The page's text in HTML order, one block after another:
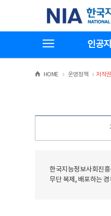
기
한국지능정보사회진흥원
인공
HOME >운영정책 >
저작
한국지능정보사회진
무단 복제, 배포하는